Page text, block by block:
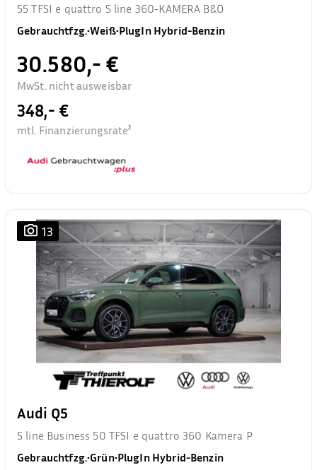
55 TFSI e quattro S line 360-KAMERA B&O
Gebrauchtfzg.•Weiß•PlugIn Hybrid-Benzin
30.580,- €
MwSt. nicht ausweisbar
348,- €
mtl. Finanzierungsrate²
13
Audi Q5
S line Business 50 TFSI e quattro 360 Kamera P
Gebrauchtfzg.•Grün•PlugIn Hybrid-Benzin